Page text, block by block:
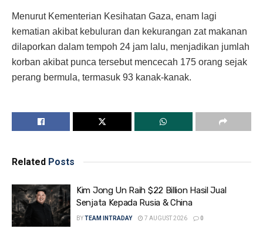
Menurut Kementerian Kesihatan Gaza, enam lagi
kematian akibat kebuluran dan kekurangan zat makanan
dilaporkan dalam tempoh 24 jam lalu, menjadikan jumlah
korban akibat punca tersebut mencecah 175 orang sejak
perang bermula, termasuk 93 kanak-kanak.
Related Posts
Kim Jong Un Raih $22 Billion Hasil Jual
Senjata Kepada Rusia & China
BYTEAM INTRADAY 7 AUGUST 2026 0